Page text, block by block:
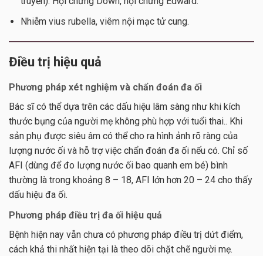
Nhiễm vius rubella, viêm nội mạc tử cung.
Điều trị hiệu quả
Phương pháp xét nghiệm và chẩn đoán đa ối
Bác sĩ có thể dựa trên các dấu hiệu lâm sàng như khi kích
thước bụng của người mẹ không phù hợp với tuổi thai.. Khi
sản phụ được siêu âm có thể cho ra hình ảnh rõ ràng của
lượng nước ối và hỗ trợ việc chẩn đoán đa ối nếu có. Chỉ số
AFI (dùng để đo lượng nước ối bao quanh em bé) bình
thường là trong khoảng 8 – 18, AFI lớn hơn 20 – 24 cho thấy
dấu hiệu đa ối.
Phương pháp điều trị đa ối hiệu quả
Bệnh hiện nay vẫn chưa có phương pháp điều trị dứt điểm,
cách khả thi nhất hiện tại là theo dõi chặt chẽ người mẹ.